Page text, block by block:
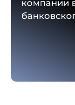
компании